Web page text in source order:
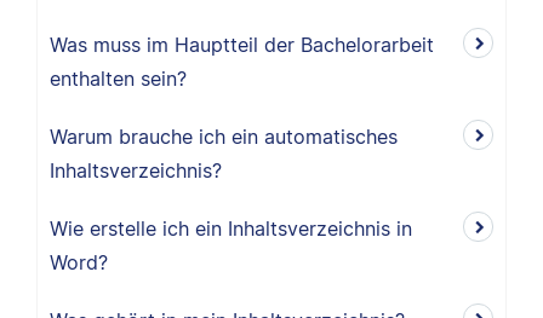
Was muss im Hauptteil der Bachelorarbeit
enthalten sein?
Warum brauche ich ein automatisches
Inhaltsverzeichnis?
Wie erstelle ich ein Inhaltsverzeichnis in
Word?